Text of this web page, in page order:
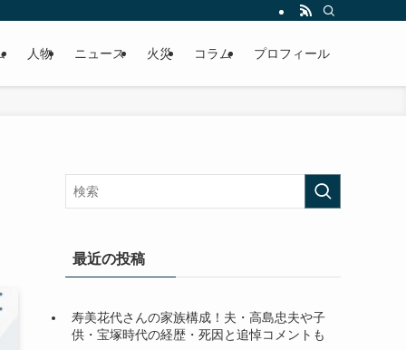
人物 ニュース 火災 コラム プロフィール
最近の投稿
寿美花代さんの家族構成！夫・高島忠夫や子
供・宝塚時代の経歴・死因と追悼コメントも